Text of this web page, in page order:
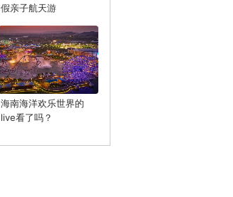
假亲子航天游
海南海洋欢乐世界的
live看了吗？